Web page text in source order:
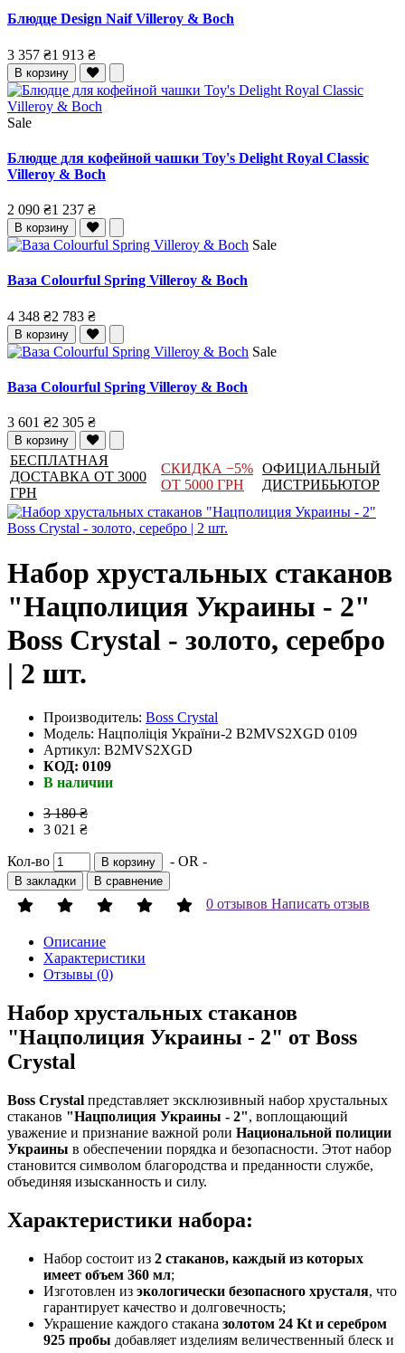
Блюдце Design Naif Villeroy & Boch
3 357 ₴1 913 ₴
В корзину
Sale
Блюдце для кофейной чашки Toy's Delight Royal Classic
Villeroy & Boch
2 090 ₴1 237 ₴
В корзину
Sale
Ваза Colourful Spring Villeroy & Boch
4 348 ₴2 783 ₴
В корзину
Sale
Ваза Colourful Spring Villeroy & Boch
3 601 ₴2 305 ₴
В корзину
БЕСПЛАТНАЯ
ДОСТАВКА ОТ 3000
ГРН
СКИДКА −5%
ОТ 5000 ГРН
ОФИЦИАЛЬНЫЙ
ДИСТРИБЬЮТОР
Набор хрустальных стаканов
"Нацполиция Украины - 2"
Boss Crystal - золото, серебро
| 2 шт.
Производитель: Boss Crystal
Модель: Нацполіція України-2 B2MVS2XGD 0109
Артикул: B2MVS2XGD
КОД: 0109
В наличии
3 180 ₴
3 021 ₴
Кол-во В корзину - OR -
В закладки В сравнение
0 отзывов Написать отзыв
Описание
Характеристики
Отзывы (0)
Набор хрустальных стаканов
"Нацполиция Украины - 2" от Boss
Crystal
Boss Crystal представляет эксклюзивный набор хрустальных
стаканов "Нацполиция Украины - 2", воплощающий
уважение и признание важной роли Национальной полиции
Украины в обеспечении порядка и безопасности. Этот набор
становится символом благородства и преданности службе,
объединяя изысканность и силу.
Характеристики набора:
Набор состоит из 2 стаканов, каждый из которых
имеет объем 360 мл;
Изготовлен из экологически безопасного хрусталя, что
гарантирует качество и долговечность;
Украшение каждого стакана золотом 24 Kt и серебром
925 пробы добавляет изделиям величественный блеск и